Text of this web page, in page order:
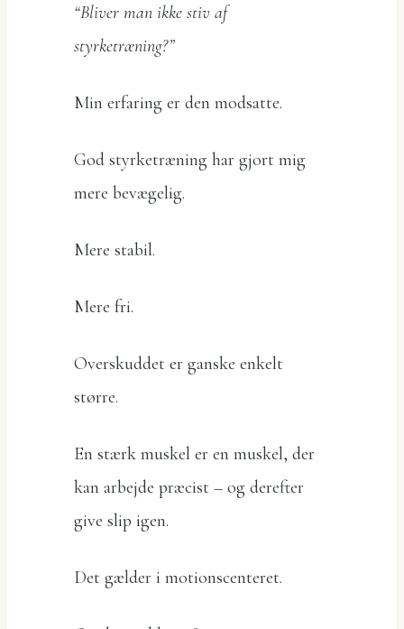
“Bliver man ikke stiv af
styrketræning?”
Min erfaring er den modsatte.
God styrketræning har gjort mig
mere bevægelig.
Mere stabil.
Mere fri.
Overskuddet er ganske enkelt
større.
En stærk muskel er en muskel, der
kan arbejde præcist – og derefter
give slip igen.
Det gælder i motionscenteret.